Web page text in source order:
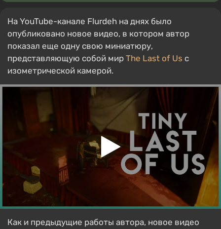
На YouTube-канале Flurdeh на днях было
опубликовано новое видео, в котором автор
показал еще одну свою миниатюру,
представляющую собой мир The Last of Us с
изометрической камерой.
Как и предыдущие работы автора, новое видео